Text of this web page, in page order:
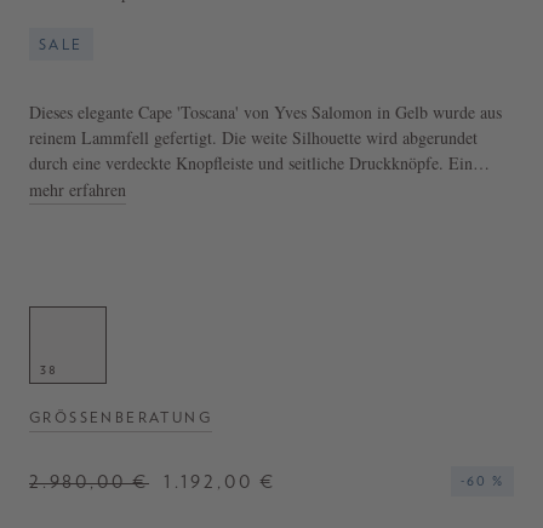
SALE
Dieses elegante Cape 'Toscana' von Yves Salomon in Gelb wurde aus
reinem Lammfell gefertigt. Die weite Silhouette wird abgerundet
durch eine verdeckte Knopfleiste und seitliche Druckknöpfe. Ein
schmaler Gürtel schmeichelt der Silhouette und rundet das Design ab.
mehr erfahren
38
GRÖSSENBERATUNG
2.980,00 € 1.192,00 € -60 %